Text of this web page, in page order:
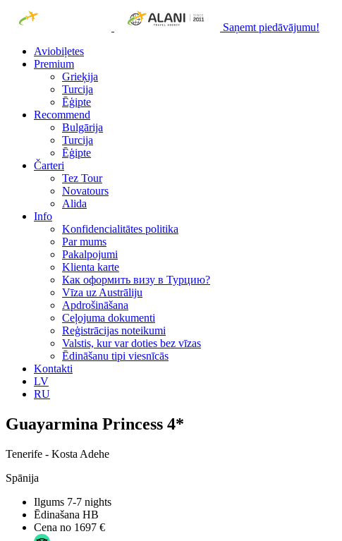
Saņemt piedāvājumu!
Aviobiļetes
Premium
Grieķija
Turcija
Ēģipte
Recommend
Bulgārija
Turcija
Ēģipte
Čarteri
Tez Tour
Novatours
Alida
Info
Konfidencialitātes politika
Par mums
Рakalpojumi
Klienta karte
Как оформить визу в Турцию?
Vīza uz Austrāliju
Apdrošināšana
Ceļojuma dokumenti
Reģistrācijas noteikumi
Valstis, kur var doties bez vīzas
Ēdināšanu tipi viesnīcās
Kontakti
LV
RU
Guayarmina Princess 4*
Tenerife - Kosta Adehe
Spānija
Ilgums 7-7 nights
Ēdinašana HB
Cena no 1697 €